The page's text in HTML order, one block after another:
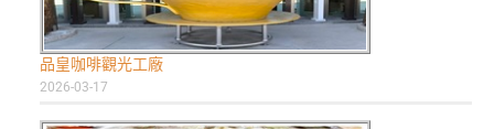
品皇咖啡觀光工廠
2026-03-17